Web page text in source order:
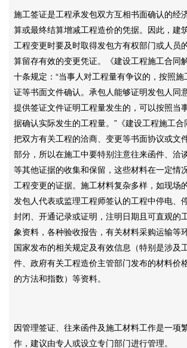
施工签证是工程承发包双方互相书面确认的经
算或最终结算增减工程造价的凭据。因此，建
工程变更时要及时取得发包方有权部门或人员
算留存有效的变更凭证。《建设工程施工合同
十条规定：“当事人对工程量有争议的，按照
证等书面文件确认。承包人能够证明发包人同
提供签证文件证明工程量发生的，可以按照当
据确认实际发生的工程量。”《建设工程施工
把双方有关工程的洽商、变更等书面协议或文
部分，所以在施工中要特别注意往来函件、洽
等其他证据的收集和保留，这些材料在一定情
工程变更的证据。施工材料复杂多样，如现场
发包人代表或监理工程师签认的工程中停电、
封闭、开通记录或证明，注明日期且可直观的
象资料，各种验收报告，有关材料采购运输等
国家发布的相关规定及有效信息（特别是涉及
件、政府有关工程造价主管部门发布的材料价
的方法和指数）等资料。
因管理签证、往来函件及施工材料工作是一项
作，建议由专人或设立专门部门进行管理。